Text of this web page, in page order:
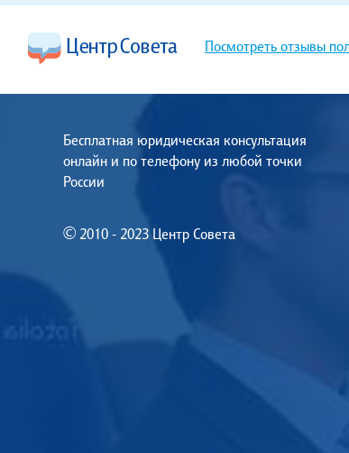
Посмотреть отзывы
Бесплатная юридическая консультация
онлайн и по телефону из любой точки
России
© 2010 - 2023 Центр Совета